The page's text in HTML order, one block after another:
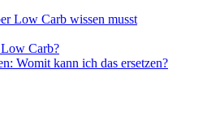
Low Carb wissen musst
Carb?
Womit kann ich das ersetzen?